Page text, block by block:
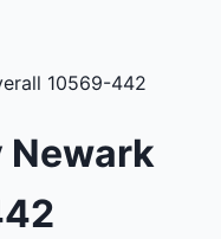
10569-442
Newark